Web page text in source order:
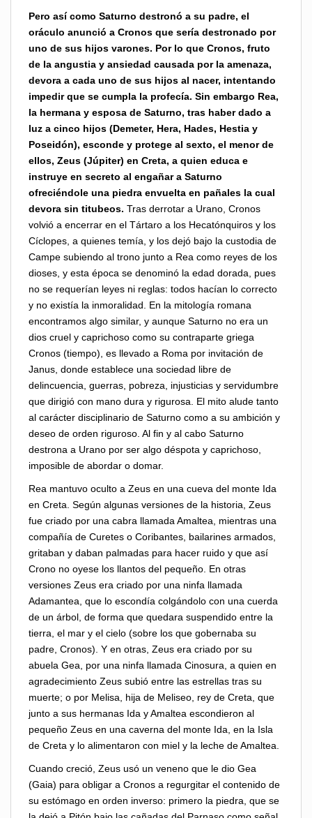
Pero así como Saturno destronó a su padre, el
oráculo anunció a Cronos que sería destronado por
uno de sus hijos varones. Por lo que Cronos, fruto
de la angustia y ansiedad causada por la amenaza,
devora a cada uno de sus hijos al nacer, intentando
impedir que se cumpla la profecía. Sin embargo Rea,
la hermana y esposa de Saturno, tras haber dado a
luz a cinco hijos (Demeter, Hera, Hades, Hestia y
Poseidón), esconde y protege al sexto, el menor de
ellos, Zeus (Júpiter) en Creta, a quien educa e
instruye en secreto al engañar a Saturno
ofreciéndole una piedra envuelta en pañales la cual
devora sin titubeos. Tras derrotar a Urano, Cronos
volvió a encerrar en el Tártaro a los Hecatónquiros y los
Cíclopes, a quienes temía, y los dejó bajo la custodia de
Campe subiendo al trono junto a Rea como reyes de los
dioses, y esta época se denominó la edad dorada, pues
no se requerían leyes ni reglas: todos hacían lo correcto
y no existía la inmoralidad. En la mitología romana
encontramos algo similar, y aunque Saturno no era un
dios cruel y caprichoso como su contraparte griega
Cronos (tiempo), es llevado a Roma por invitación de
Janus, donde establece una sociedad libre de
delincuencia, guerras, pobreza, injusticias y servidumbre
que dirigió con mano dura y rigurosa. El mito alude tanto
al carácter disciplinario de Saturno como a su ambición y
deseo de orden riguroso. Al fin y al cabo Saturno
destrona a Urano por ser algo déspota y caprichoso,
imposible de abordar o domar.
Rea mantuvo oculto a Zeus en una cueva del monte Ida
en Creta. Según algunas versiones de la historia, Zeus
fue criado por una cabra llamada Amaltea, mientras una
compañía de Curetes o Coribantes, bailarines armados,
gritaban y daban palmadas para hacer ruido y que así
Crono no oyese los llantos del pequeño. En otras
versiones Zeus era criado por una ninfa llamada
Adamantea, que lo escondía colgándolo con una cuerda
de un árbol, de forma que quedara suspendido entre la
tierra, el mar y el cielo (sobre los que gobernaba su
padre, Cronos). Y en otras, Zeus era criado por su
abuela Gea, por una ninfa llamada Cinosura, a quien en
agradecimiento Zeus subió entre las estrellas tras su
muerte; o por Melisa, hija de Meliseo, rey de Creta, que
junto a sus hermanas Ida y Amaltea escondieron al
pequeño Zeus en una caverna del monte Ida, en la Isla
de Creta y lo alimentaron con miel y la leche de Amaltea.
Cuando creció, Zeus usó un veneno que le dio Gea
(Gaia) para obligar a Cronos a regurgitar el contenido de
su estómago en orden inverso: primero la piedra, que se